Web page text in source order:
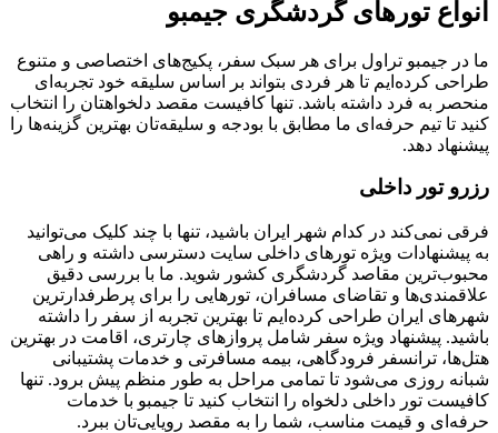
انواع تورهای گردشگری جیمبو
ما در جیمبو تراول برای هر سبک سفر، پکیج‌های اختصاصی و متنوع
طراحی کرده‌ایم تا هر فردی بتواند بر اساس سلیقه خود تجربه‌ای
منحصر به فرد داشته باشد. تنها کافیست مقصد دلخواهتان را انتخاب
کنید تا تیم حرفه‌ای ما مطابق با بودجه و سلیقه‌تان بهترین گزینه‌ها را
پیشنهاد دهد.
رزرو تور داخلی
فرقی نمی‌کند در کدام شهر ایران باشید، تنها با چند کلیک می‌توانید
به پیشنهادات ویژه تورهای داخلی سایت دسترسی داشته و راهی
محبوب‌ترین مقاصد گردشگری کشور شوید. ما با بررسی دقیق
علاقمندی‌ها و تقاضای مسافران، تورهایی را برای پرطرفدارترین
شهرهای ایران طراحی کرده‌ایم تا بهترین تجربه از سفر را داشته
باشید. پیشنهاد ویژه سفر شامل پروازهای چارتری، اقامت در بهترین
هتل‌ها، ترانسفر فرودگاهی، بیمه مسافرتی و خدمات پشتیبانی
شبانه روزی می‌شود تا تمامی مراحل به طور منظم پیش برود. تنها
کافیست تور داخلی دلخواه را انتخاب کنید تا جیمبو با خدمات
حرفه‌ای و قیمت مناسب، شما را به مقصد رویایی‌تان ببرد.